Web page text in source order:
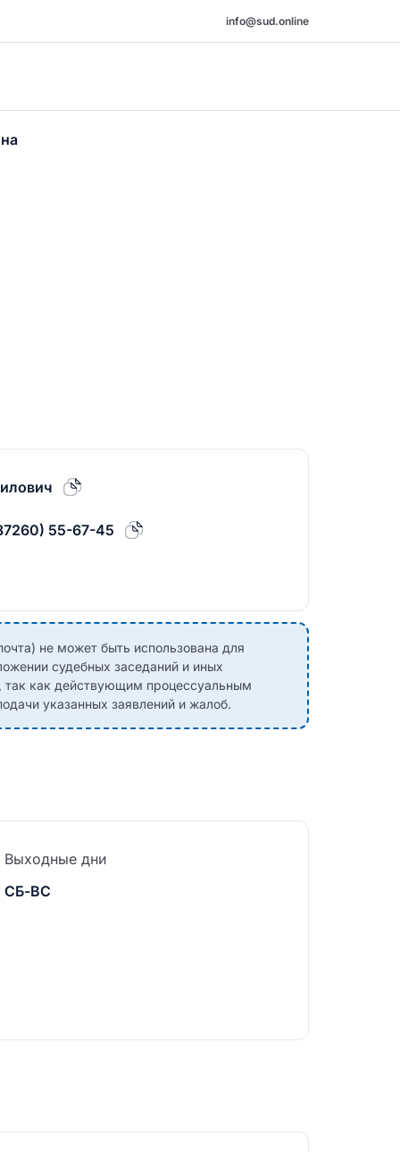
info@sud.online
55-67-45
не может быть использована для
судебных заседаний и иных
так как действующим процессуальным
указанных заявлений и жалоб.
Выходные дни
СБ-ВС